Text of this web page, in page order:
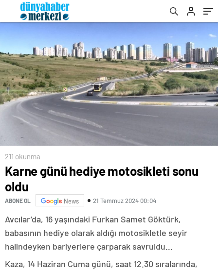
211 okunma
Karne günü hediye motosikleti sonu
oldu
ABONE OL News 21 Temmuz 2024 00:04
Avcılar’da, 16 yaşındaki Furkan Samet Göktürk,
babasının hediye olarak aldığı motosikletle seyir
halindeyken bariyerlere çarparak savruldu…
Kaza, 14 Haziran Cuma günü, saat 12.30 sıralarında,